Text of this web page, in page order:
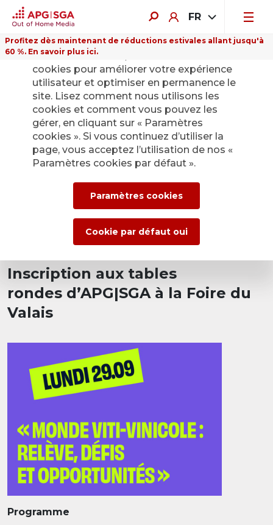
FR
Profitez dès maintenant de réductions estivales allant jusqu'à
60 %. En savoir plus ici.
Inscription aux tables
rondes d’APG|SGA à la Foire du
Valais
Programme
Sur ce site Internet, nous utilisons des
cookies pour améliorer votre expérience
utilisateur et optimiser en permanence le
site. Lisez comment nous utilisons les
cookies et comment vous pouvez les
gérer, en cliquant sur « Paramètres
cookies ». Si vous continuez d’utiliser la
page, vous acceptez l’utilisation de nos «
Paramètres cookies par défaut ».
Paramètres cookies
Cookie par défaut oui